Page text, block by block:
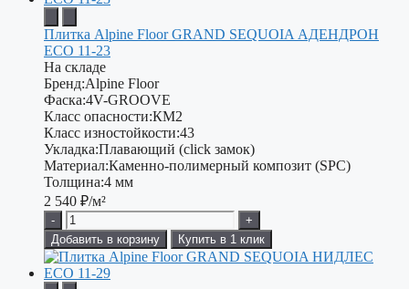
Плитка Alpine Floor GRAND SEQUOIA АДЕНДРОН
ECO 11-23
На складе
Бренд:Alpine Floor
Фаска:4V-GROOVE
Класс опасности:КМ2
Класс изностойкости:43
Укладка:Плавающий (click замок)
Материал:Каменно-полимерный композит (SPC)
Толщина:4 мм
2 540 ₽/м²
-
+
Добавить в корзину
Купить в 1 клик